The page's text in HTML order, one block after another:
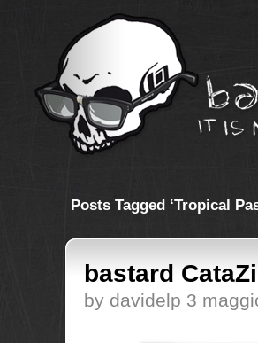
Posts Tagged ‘Tropical
bastard
by davidelp 3